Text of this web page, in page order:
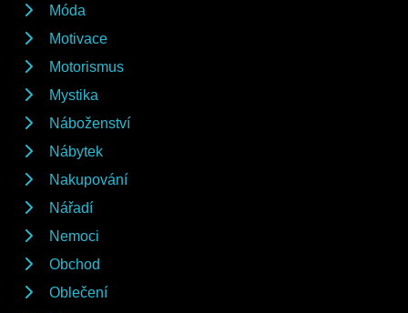
Móda
Motivace
Motorismus
Mystika
Náboženství
Nábytek
Nakupování
Nářadí
Nemoci
Obchod
Oblečení